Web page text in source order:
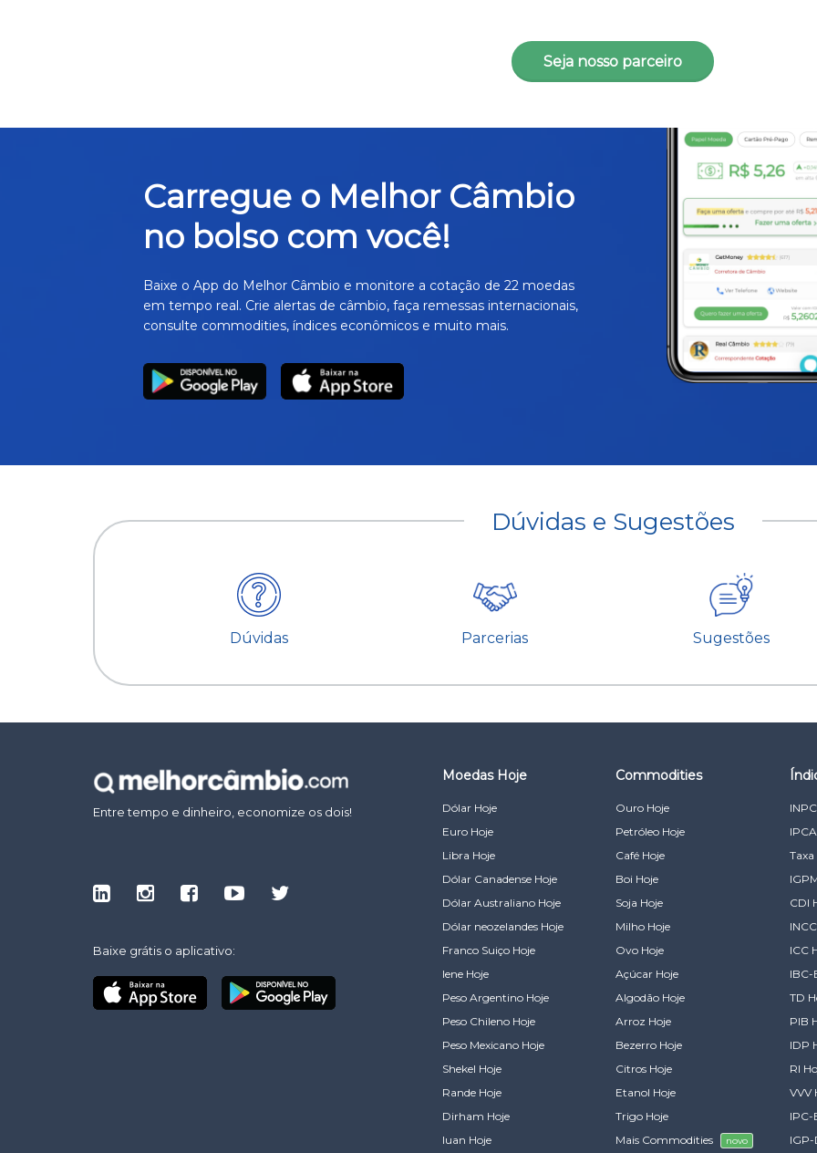
Seja nosso parceiro
Carregue o Melhor Câmbio
no bolso com você!
Baixe o App do Melhor Câmbio e monitore a cotação de 22 moedas
em tempo real. Crie alertas de câmbio, faça remessas internacionais,
consulte commodities, índices econômicos e muito mais.
Dúvidas e Sugestões
Dúvidas Parcerias Sugestões
Entre tempo e dinheiro, economize os dois!
Baixe grátis o aplicativo:
Moedas Hoje
Dólar Hoje
Euro Hoje
Libra Hoje
Dólar Canadense Hoje
Dólar Australiano Hoje
Dólar neozelandes Hoje
Franco Suiço Hoje
Iene Hoje
Peso Argentino Hoje
Peso Chileno Hoje
Peso Mexicano Hoje
Shekel Hoje
Rande Hoje
Dirham Hoje
Iuan Hoje
Commodities
Ouro Hoje
Petróleo Hoje
Café Hoje
Boi Hoje
Soja Hoje
Milho Hoje
Ovo Hoje
Açúcar Hoje
Algodão Hoje
Arroz Hoje
Bezerro Hoje
Citros Hoje
Etanol Hoje
Trigo Hoje
Mais Commodities
novo
Taxa
CDI
ICC
IBC-
TD
PIB
IDP
RI
VVV
IPC-
IGP-